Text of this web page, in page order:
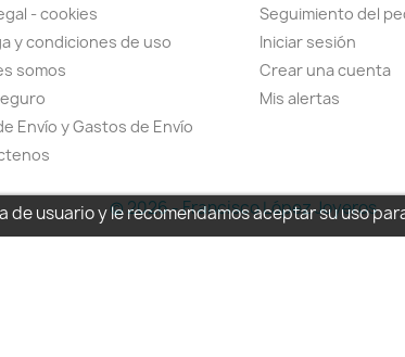
usuario y le recomendamos aceptar su uso
- cookies
y condiciones de uso
somos
Envío y Gastos de Envío
Seguimiento del
Iniciar sesión
Crear una cuenta
Mis alertas
© 2026 - Francisco López Joyeros